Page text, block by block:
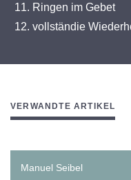
Ringen im Gebet
vollständie
VERWANDTE ARTIKEL
Manuel Seibel